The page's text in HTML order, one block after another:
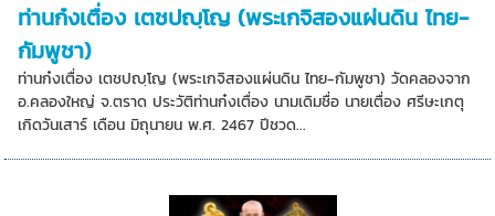
ท่านก๋งเตื่อง เตชปญฺโญ (พระเกจิสองแผ่นดิน ไทย-
กัมพูชา)
ท่านก๋งเตื่อง เตชปญฺโญ (พระเกจิสองแผ่นดิน ไทย-กัมพูชา) วัดคลองจาก
อ.คลองใหญ่ จ.ตราด ประวัติท่านก๋งเตื่อง นามเดิมชื่อ นายเตื่อง ศรีษะเกตุ
เกิดวันเสาร์ เดือน มิถุนายน พ.ศ. 2467 ปีชวด...